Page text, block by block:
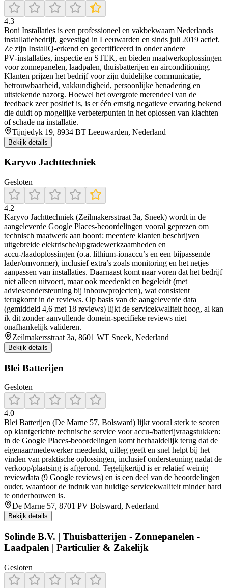
4.3
Boni Installaties is een professioneel en vakbekwaam Nederlands
installatiebedrijf, gevestigd in Leeuwarden en sinds juli 2019 actief.
Ze zijn InstallQ‑erkend en gecertificeerd in onder andere
PV‑installaties, inspectie en STEK, en bieden maatwerkoplossingen
voor zonnepanelen, laadpalen, thuisbatterijen en airconditioning.
Klanten prijzen het bedrijf voor zijn duidelijke communicatie,
betrouwbaarheid, vakkundigheid, persoonlijke benadering en
uitstekende nazorg. Hoewel het overgrote merendeel van de
feedback zeer positief is, is er één ernstig negatieve ervaring bekend
die duidt op mogelijke verbeterpunten in het oplossen van klachten
of schade na installatie.
Tijnjedyk 19, 8934 BT Leeuwarden, Nederland
Bekijk details
Karyvo Jachttechniek
Gesloten
4.2
Karyvo Jachttechniek (Zeilmakersstraat 3a, Sneek) wordt in de
aangeleverde Google Places-beoordelingen vooral geprezen om
technisch maatwerk aan boord: meerdere klanten beschrijven
uitgebreide elektrische/upgradewerkzaamheden en
accu-/laadoplossingen (o.a. lithium-ionaccu’s en een bijpassende
lader/omvormer), inclusief extra’s zoals monitoring en het netjes
aanpassen van installaties. Daarnaast komt naar voren dat het bedrijf
niet alleen uitvoert, maar ook meedenkt en begeleidt (met
advies/ondersteuning bij inbouwprojecten), wat consistent
terugkomt in de reviews. Op basis van de aangeleverde data
(gemiddeld 4,6 met 18 reviews) lijkt de servicekwaliteit hoog, al kan
ik dit zonder aanvullende domein-specifieke reviews niet
onafhankelijk valideren.
Zeilmakersstraat 3a, 8601 WT Sneek, Nederland
Bekijk details
Blei Batterijen
Gesloten
4.0
Blei Batterijen (De Marne 57, Bolsward) lijkt vooral sterk te scoren
op klantgerichte technische service voor accu-/batterijvraagstukken:
in de Google Places-beoordelingen komt herhaaldelijk terug dat de
eigenaar/medewerker meedenkt, uitleg geeft en snel helpt bij het
vinden van praktische oplossingen, inclusief ondersteuning nadat de
verkoop/plaatsing is afgerond. Tegelijkertijd is er relatief weinig
reviewdata (9 Google reviews) en is een deel van de beoordelingen
ouder, waardoor de indruk van huidige servicekwaliteit minder hard
te onderbouwen is.
De Marne 57, 8701 PV Bolsward, Nederland
Bekijk details
Solinde B.V. | Thuisbatterijen - Zonnepanelen -
Laadpalen | Particulier & Zakelijk
Gesloten